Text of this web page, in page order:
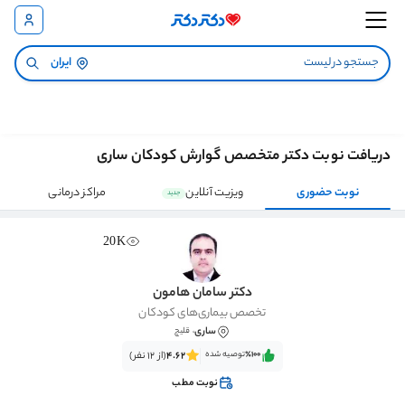
ایران
دریافت نوبت دکتر متخصص گوارش کودکان ساری
نوبت حضوری ویزیت آنلاین جدید مراکز درمانی
20K
دکتر سامان هامون
تخصص بیماری‌های کودکان
ساری، قلیچ
٪100‌‌‌توصیه شده 4.62(از 12 نفر)
نوبت مطب